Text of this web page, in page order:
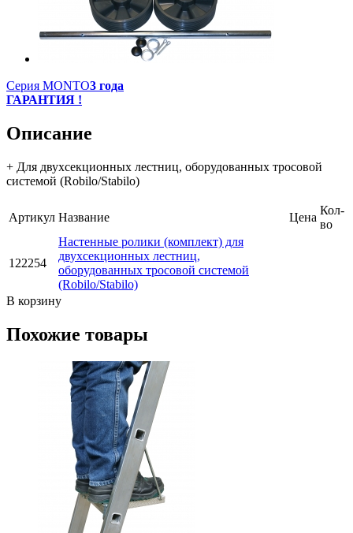
Серия MONTO3 года
ГАРАНТИЯ !
Описание
+ Для двухсекционных лестниц, оборудованных тросовой
системой (Robilo/Stabilo)
Артикул Название Цена
Кол-
во
122254
Настенные ролики (комплект) для
двухсекционных лестниц,
оборудованных тросовой системой
(Robilo/Stabilo)
В корзину
Похожие товары